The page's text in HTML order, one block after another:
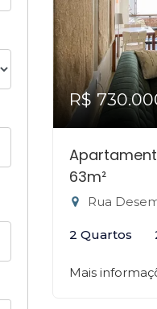
R$
63m²
Rua
2 Quartos
Mais